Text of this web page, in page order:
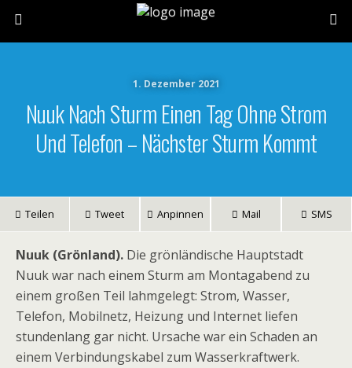
1. Dezember 2021
Nuuk Nach Sturm Einen Tag Ohne Strom
Und Telefon – Nächster Sturm Kommt
Teilen Tweet Anpinnen Mail SMS
Nuuk (Grönland). Die grönländische Hauptstadt
Nuuk war nach einem Sturm am Montagabend zu
einem großen Teil lahmgelegt: Strom, Wasser,
Telefon, Mobilnetz, Heizung und Internet liefen
stundenlang gar nicht. Ursache war ein Schaden an
einem Verbindungskabel zum Wasserkraftwerk.